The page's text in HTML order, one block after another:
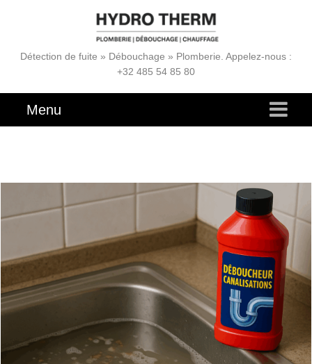
Détection de fuite » Débouchage » Plomberie. Appelez-nous :
+32 485 54 85 80
Menu